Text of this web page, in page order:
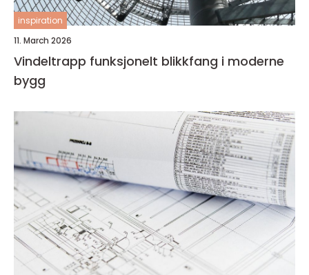
inspiration
11. March 2026
Vindeltrapp funksjonelt blikkfang i moderne
bygg